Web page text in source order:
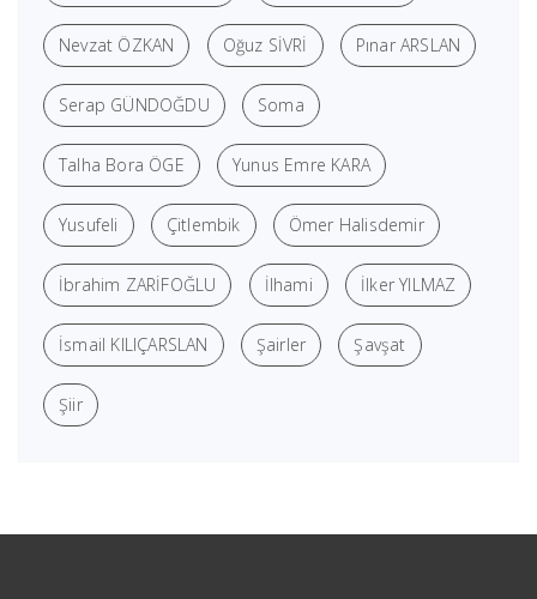
Nevzat ÖZKAN Oğuz SİVRİ Pınar ARSLAN
Serap GÜNDOĞDU Soma
Talha Bora ÖGE Yunus Emre KARA
Yusufeli Çitlembik Ömer Halisdemir
İbrahim ZARİFOĞLU İlhami İlker YILMAZ
İsmail KILIÇARSLAN Şairler Şavşat
Şiir